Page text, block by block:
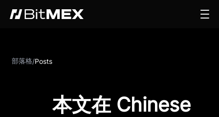
部落格/Posts
本文在 Chinese